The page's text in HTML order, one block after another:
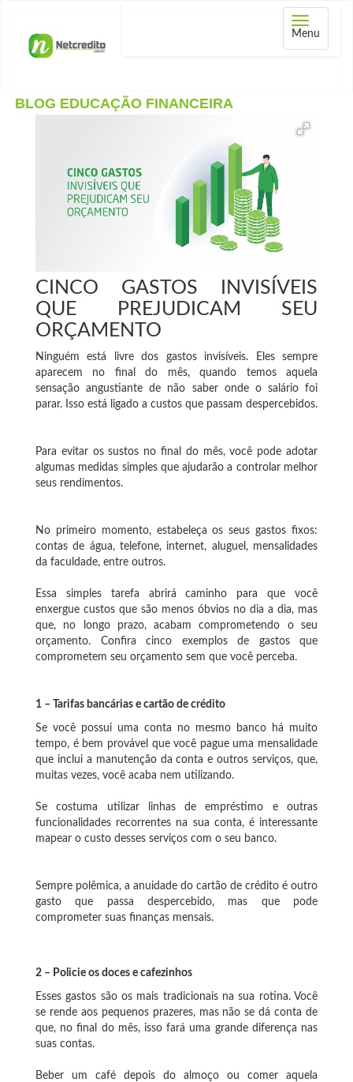
Abrir
menu
Menu
BLOG EDUCAÇÃO FINANCEIRA
CINCO GASTOS INVISÍVEIS
QUE PREJUDICAM SEU
ORÇAMENTO
Ninguém está livre dos gastos invisíveis. Eles sempre
aparecem no final do mês, quando temos aquela
sensação angustiante de não saber onde o salário foi
parar. Isso está ligado a custos que passam despercebidos.
Para evitar os sustos no final do mês, você pode adotar
algumas medidas simples que ajudarão a controlar melhor
seus rendimentos.
No primeiro momento, estabeleça os seus gastos fixos:
contas de água, telefone, internet, aluguel, mensalidades
da faculdade, entre outros.
Essa simples tarefa abrirá caminho para que você
enxergue custos que são menos óbvios no dia a dia, mas
que, no longo prazo, acabam comprometendo o seu
orçamento. Confira cinco exemplos de gastos que
comprometem seu orçamento sem que você perceba.
1 – Tarifas bancárias e cartão de crédito
Se você possui uma conta no mesmo banco há muito
tempo, é bem provável que você pague uma mensalidade
que inclui a manutenção da conta e outros serviços, que,
muitas vezes, você acaba nem utilizando.
Se costuma utilizar linhas de empréstimo e outras
funcionalidades recorrentes na sua conta, é interessante
mapear o custo desses serviços com o seu banco.
Sempre polêmica, a anuidade do cartão de crédito é outro
gasto que passa despercebido, mas que pode
comprometer suas finanças mensais.
2 – Policie os doces e cafezinhos
Esses gastos são os mais tradicionais na sua rotina. Você
se rende aos pequenos prazeres, mas não se dá conta de
que, no final do mês, isso fará uma grande diferença nas
suas contas.
Beber um café depois do almoço ou comer aquela